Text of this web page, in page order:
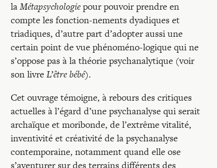
laMétapsychologiepour pouvoir prendre en
compte les fonction-nements dyadiques et
triadiques, d’autre part d’adopter aussi une
certain point de vue phénoméno-logique qui ne
s’oppose pas à la théorie psychanalytique (voir
son livreL’être bébé).
Cet ouvrage témoigne, à rebours des critiques
actuelles à l’égard d’une psychanalyse qui serait
archaïque et moribonde, de l’extrême vitalité,
inventivité et créativité de la psychanalyse
contemporaine, notamment quand elle ose
s’aventurer sur des terrains différents des